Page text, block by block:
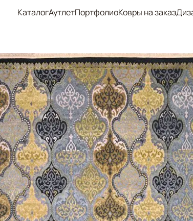
КаталогАутлетПортфолиоКовры на заказ